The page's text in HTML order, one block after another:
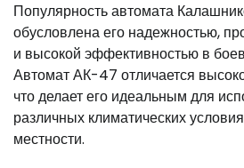
Популярность автомата
обусловлена его надежностью,
и высокой эффективностью в
Автомат АК-47 отличается
что делает его идеальным для
различных климатических
местности.